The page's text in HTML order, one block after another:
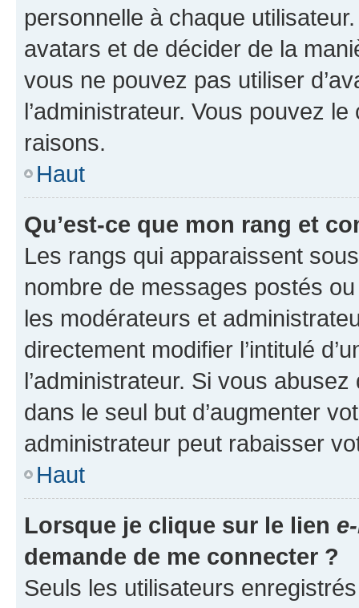
personnelle à chaque utilisateur.
avatars et de décider de la
vous ne pouvez pas utiliser
l’administrateur. Vous pouvez
raisons.
Haut
Qu’est-ce que mon rang et
Les rangs qui apparaissent
nombre de messages postés
les modérateurs et
directement modifier l’intitulé
l’administrateur. Si vous
dans le seul but d’augmenter
administrateur peut rabaisser
Haut
Lorsque je clique sur le lien
demande de me connecter ?
Seuls les utilisateurs